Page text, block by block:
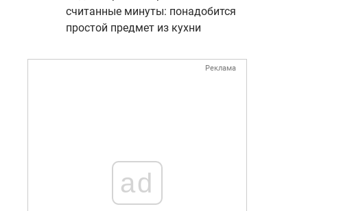
считанные минуты: понадобится
простой предмет из кухни
Реклама
ad